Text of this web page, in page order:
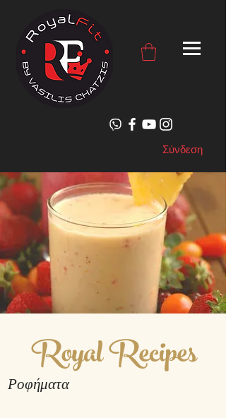
Σύνδεση
Royal Recipes
Ροφήματα